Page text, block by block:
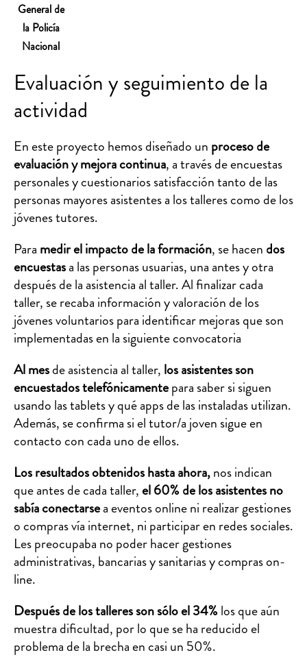
General de
la Policía
Nacional
Evaluación y seguimiento de la
actividad
En este proyecto hemos diseñado un proceso de
evaluación y mejora continua, a través de encuestas
personales y cuestionarios satisfacción tanto de las
personas mayores asistentes a los talleres como de los
jóvenes tutores.
Para medir el impacto de la formación, se hacen dos
encuestasa las personas usuarias, una antes y otra
después de la asistencia al taller. Al finalizar cada
taller, se recaba información y valoración de los
jóvenes voluntarios para identificar mejoras que son
implementadas en la siguiente convocatoria
Al mesde asistencia al taller, los asistentes son
encuestados telefónicamentepara saber si siguen
usando las tablets y qué apps de las instaladas utilizan.
Además, se confirma si el tutor/a joven sigue en
contacto con cada uno de ellos.
Los resultados obtenidos hasta ahora,nos indican
que antes de cada taller,el 60% de los asistentes no
sabía conectarsea eventos online ni realizar gestiones
o compras vía internet, ni participar en redes sociales.
Les preocupaba no poder hacer gestiones
administrativas, bancarias y sanitarias y compras on-
line.
Después de los talleres son sólo el 34%los que aún
muestra dificultad, por lo que se ha reducido el
problema de la brecha en casi un 50%.